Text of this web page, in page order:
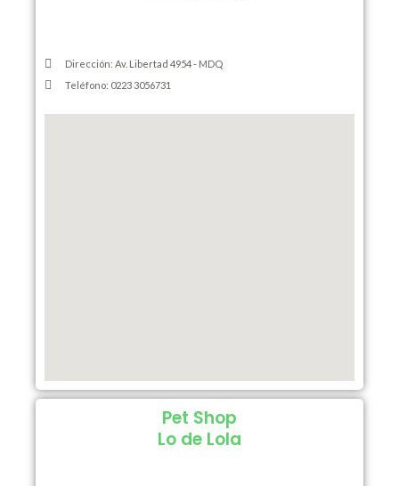
Dirección: Av. Libertad 4954 - MDQ
Teléfono: 0223 3056731
Pet Shop
Lo de Lola